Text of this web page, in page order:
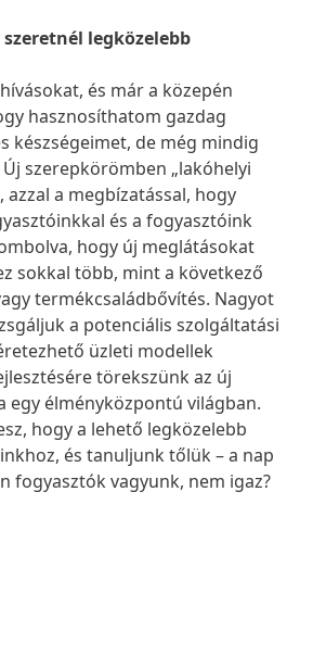
legközelebb
és már a közepén
hasznosíthatom gazdag
készségeimet, de még mindig
szerepkörömben „lakóhelyi
azzal a megbízatással, hogy
és a fogyasztóink
hogy új meglátásokat
sokkal több, mint a következő
termékcsaládbővítés. Nagyot
a potenciális szolgáltatási
üzleti modellek
törekszünk az új
egy élményközpontú világban.
hogy a lehető legközelebb
és tanuljunk tőlük – a nap
fogyasztók vagyunk, nem igaz?